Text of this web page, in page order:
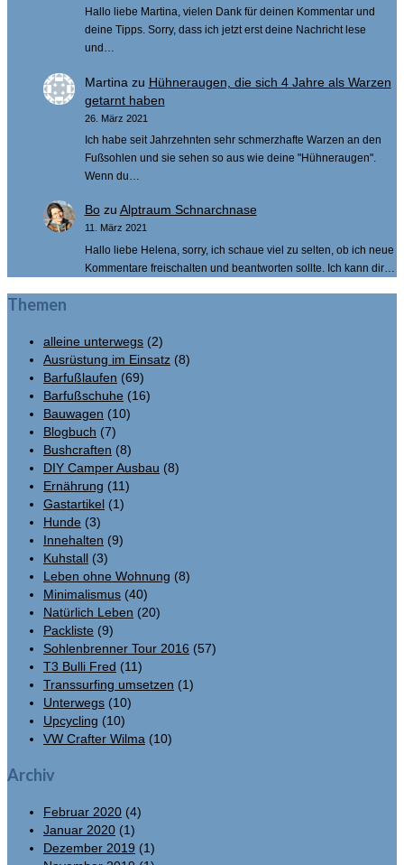
Hallo liebe Martina, vielen Dank für deinen Kommentar und
deine Tipps. Sorry, dass ich jetzt erst deine Nachricht lese
und…
Martina zu Hühneraugen, die sich 4 Jahre als Warzen
getarnt haben
26. März 2021
Ich habe seit Jahrzehnten sehr schmerzhafte Warzen an den
Fußsohlen und sie sehen so aus wie deine "Hühneraugen".
Wenn du…
Bozu Alptraum Schnarchnase
11. März 2021
Hallo liebe Helena, sorry, ich schaue viel zu selten, ob ich neue
Kommentare freischalten und beantworten sollte. Ich kann dir…
Themen
alleine unterwegs (2)
Ausrüstung im Einsatz (8)
Barfußlaufen (69)
Barfußschuhe (16)
Bauwagen (10)
Blogbuch (7)
Bushcraften (8)
DIY Camper Ausbau (8)
Ernährung (11)
Gastartikel (1)
Hunde (3)
Innehalten (9)
Kuhstall (3)
Leben ohne Wohnung (8)
Minimalismus (40)
Natürlich Leben (20)
Packliste (9)
Sohlenbrenner Tour 2016 (57)
T3 Bulli Fred (11)
Transsurfing umsetzen (1)
Unterwegs (10)
Upcycling (10)
VW Crafter Wilma (10)
Archiv
Februar 2020 (4)
Januar 2020 (1)
Dezember 2019 (1)